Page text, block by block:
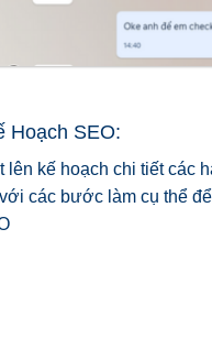
Hoạch SEO:
lên kế hoạch chi tiết các
các bước làm cụ thể